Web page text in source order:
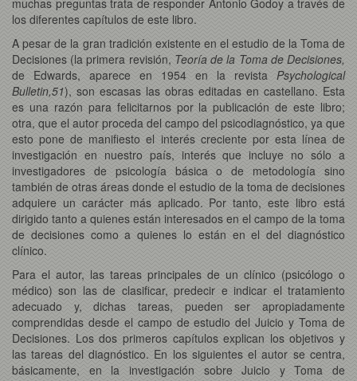
los diferentes capítulos de este libro.
A pesar de la gran tradición existente en el estudio de la Toma de
Decisiones (la primera revisión, Teoría de la Toma de Decisiones,
de Edwards, aparece en 1954 en la revista Psychological
Bulletin,51), son escasas las obras editadas en castellano. Esta
es una razón para felicitarnos por la publicación de este libro;
otra, que el autor proceda del campo del psicodiagnóstico, ya que
esto pone de manifiesto el interés creciente por esta línea de
investigación en nuestro país, interés que incluye no sólo a
investigadores de psicología básica o de metodología sino
también de otras áreas donde el estudio de la toma de decisiones
adquiere un carácter más aplicado. Por tanto, este libro está
dirigido tanto a quienes están interesados en el campo de la toma
de decisiones como a quienes lo están en el del diagnóstico
clínico.
Para el autor, las tareas principales de un clínico (psicólogo o
médico) son las de clasificar, predecir e indicar el tratamiento
adecuado y, dichas tareas, pueden ser apropiadamente
comprendidas desde el campo de estudio del Juicio y Toma de
Decisiones. Los dos primeros capítulos explican los objetivos y
las tareas del diagnóstico. En los siguientes el autor se centra,
básicamente, en la investigación sobre Juicio y Toma de